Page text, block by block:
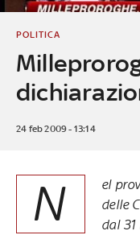
POLITICA
24 feb 2009 - 13:14
N
el
delle
dal